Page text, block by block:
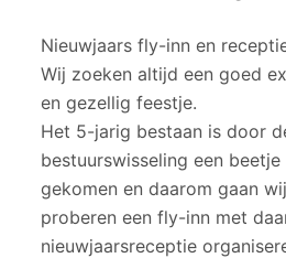
Nieuwjaars fly-inn en
Wij zoeken altijd een goed
en gezellig feestje.
Het 5-jarig bestaan is door
bestuurswisseling een
gekomen en daarom gaan
proberen een fly-inn met
nieuwjaarsreceptie